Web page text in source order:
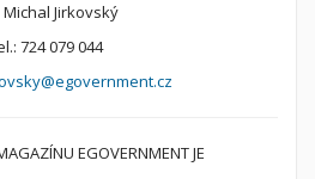
Michal Jirkovský
724 079 044
EGOVERNMENT JE